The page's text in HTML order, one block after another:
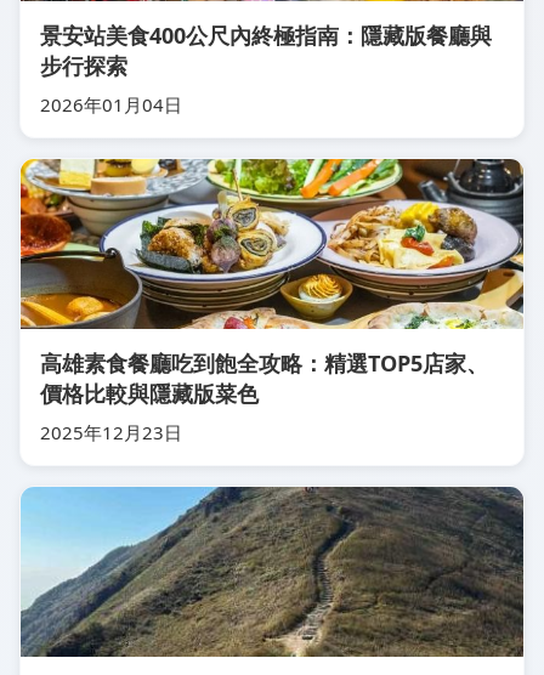
景安站美食400公尺內終極指南：隱藏版餐廳與
步行探索
2026年01月04日
高雄素食餐廳吃到飽全攻略：精選TOP5店家、
價格比較與隱藏版菜色
2025年12月23日